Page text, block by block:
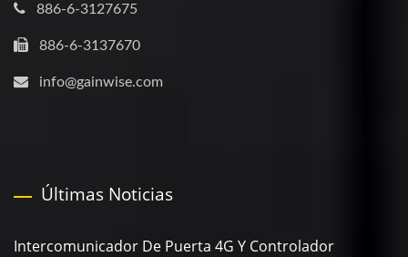
886-6-3127675
886-6-3137670
info@gainwise.com
Últimas Noticias
Intercomunicador De Puerta 4G Y Controlador